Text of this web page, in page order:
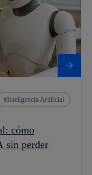
Inteligencia Artificial
cómo
sin perder